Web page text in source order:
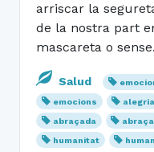
arriscar la
de la nostra part
mascareta o
Salud
emocions
alegria
abraçada
humanitat